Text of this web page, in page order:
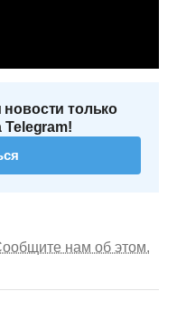
только
нам об этом.